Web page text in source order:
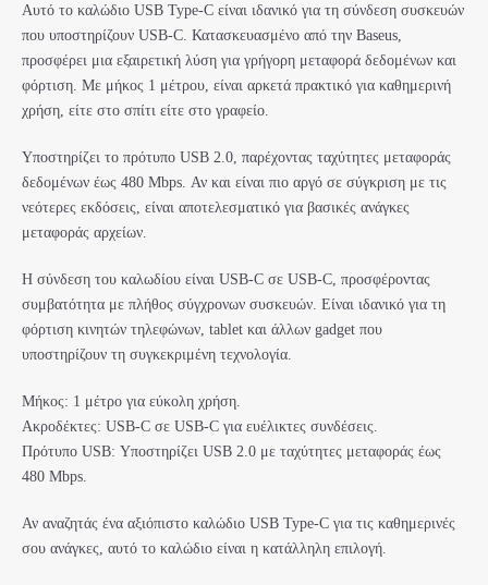
Αυτό το καλώδιο USB Type-C είναι ιδανικό για τη σύνδεση συσκευών
που υποστηρίζουν USB-C. Κατασκευασμένο από την Baseus,
προσφέρει μια εξαιρετική λύση για γρήγορη μεταφορά δεδομένων και
φόρτιση. Με μήκος 1 μέτρου, είναι αρκετά πρακτικό για καθημερινή
χρήση, είτε στο σπίτι είτε στο γραφείο.
Υποστηρίζει το πρότυπο USB 2.0, παρέχοντας ταχύτητες μεταφοράς
δεδομένων έως 480 Mbps. Αν και είναι πιο αργό σε σύγκριση με τις
νεότερες εκδόσεις, είναι αποτελεσματικό για βασικές ανάγκες
μεταφοράς αρχείων.
Η σύνδεση του καλωδίου είναι USB-C σε USB-C, προσφέροντας
συμβατότητα με πλήθος σύγχρονων συσκευών. Είναι ιδανικό για τη
φόρτιση κινητών τηλεφώνων, tablet και άλλων gadget που
υποστηρίζουν τη συγκεκριμένη τεχνολογία.
Μήκος: 1 μέτρο για εύκολη χρήση.
Ακροδέκτες: USB-C σε USB-C για ευέλικτες συνδέσεις.
Πρότυπο USB: Υποστηρίζει USB 2.0 με ταχύτητες μεταφοράς έως
480 Mbps.
Αν αναζητάς ένα αξιόπιστο καλώδιο USB Type-C για τις καθημερινές
σου ανάγκες, αυτό το καλώδιο είναι η κατάλληλη επιλογή.